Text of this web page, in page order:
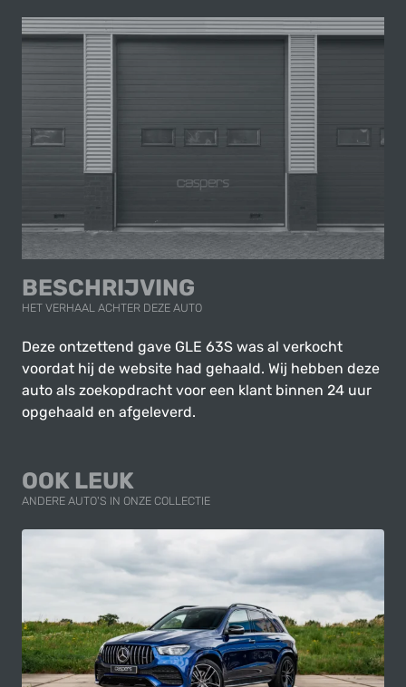
BESCHRIJVING
HET VERHAAL ACHTER DEZE AUTO
Deze ontzettend gave GLE 63S was al verkocht
voordat hij de website had gehaald. Wij hebben deze
auto als zoekopdracht voor een klant binnen 24 uur
opgehaald en afgeleverd.
OOK LEUK
ANDERE AUTO'S IN ONZE COLLECTIE